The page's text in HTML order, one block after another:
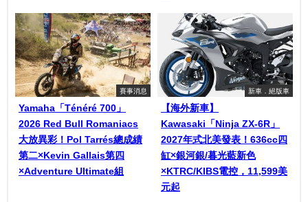
賽事消息
Yamaha「Ténéré 700」
2026 Red Bull Romaniacs
大放異彩！Pol Tarrés總成績
第二×Kevin Gallais第四
×Adventure Ultimate組
新車．絕版車
【海外新車】
Kawasaki「Ninja ZX-6R」
2027年式北美發表！636cc四
缸×銀河銀/暮光藍新色
×KTRC/KIBS電控，11,599美
元起